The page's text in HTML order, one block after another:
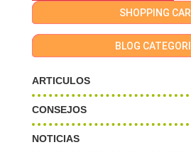
SHOPPING
BLOG
ARTICULOS
CONSEJOS
NOTICIAS